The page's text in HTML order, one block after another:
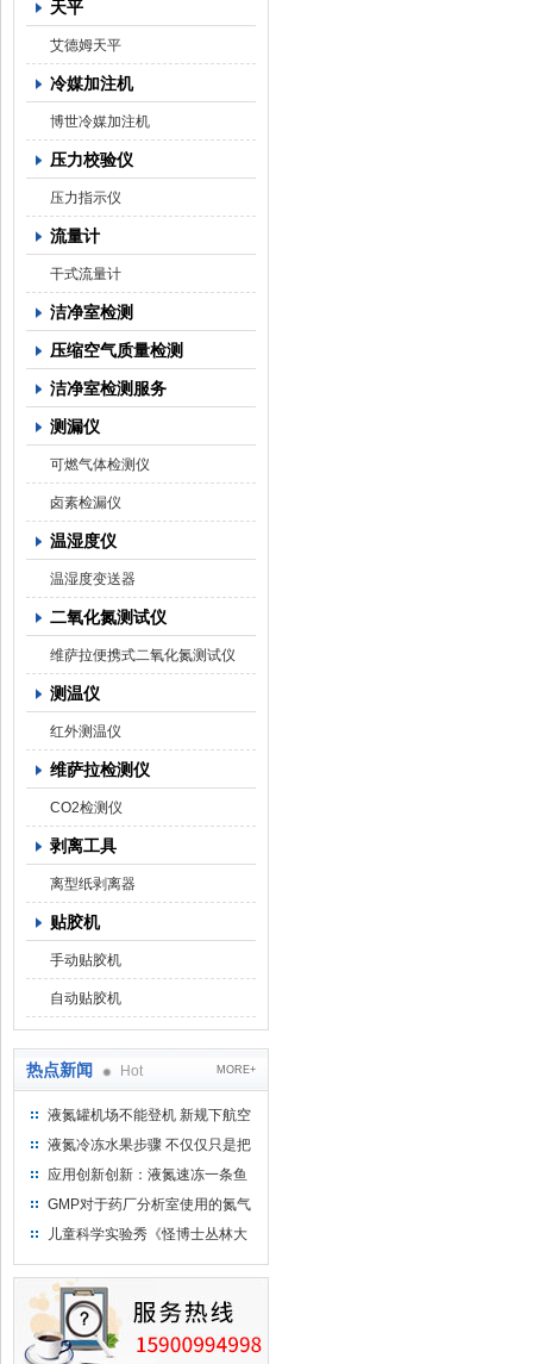
天平
艾德姆天平
冷媒加注机
博世冷媒加注机
压力校验仪
压力指示仪
流量计
干式流量计
洁净室检测
压缩空气质量检测
洁净室检测服务
测漏仪
可燃气体检测仪
卤素检漏仪
温湿度仪
温湿度变送器
二氧化氮测试仪
维萨拉便携式二氧化氮测试仪
测温仪
红外测温仪
维萨拉检测仪
CO2检测仪
剥离工具
离型纸剥离器
贴胶机
手动贴胶机
自动贴胶机
热点新闻 Hot MORE+
液氮罐机场不能登机 新规下航空
运输罐能否上飞机
液氮冷冻水果步骤 不仅仅只是把
水果扔到液氮中
应用创新创新：液氮速冻一条鱼
只需15分钟 保持活鲜一整年
GMP对于药厂分析室使用的氮气
钢瓶存放标准
儿童科学实验秀《怪博士丛林大
及